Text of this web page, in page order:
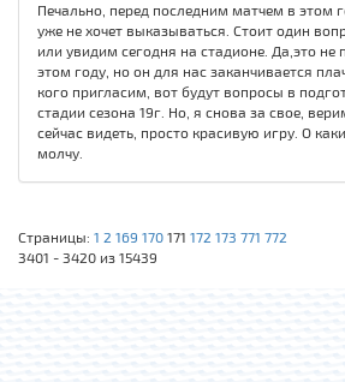
Печально, перед последним матчем в этом
уже не хочет выказываться. Стоит один
или увидим сегодня на стадионе. Да,это не
этом году, но он для нас заканчивается
кого пригласим, вот будут вопросы в
стадии сезона 19г. Но, я снова за свое,
сейчас видеть, просто красивую игру. О
молчу.
Страницы: 1 2 169 170 171 172 173 771 772
3401 - 3420 из 15439